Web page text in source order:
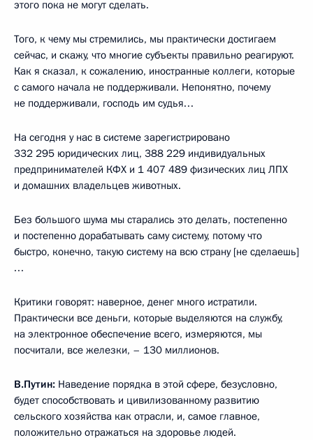
этого пока не могут сделать.
Того, к чему мы стремились, мы практически достигаем
сейчас, и скажу, что многие субъекты правильно реагируют.
Как я сказал, к сожалению, иностранные коллеги, которые
с самого начала не поддерживали. Непонятно, почему
не поддерживали, господь им судья…
На сегодня у нас в системе зарегистрировано
332 295 юридических лиц, 388 229 индивидуальных
предпринимателей КФХ и 1 407 489 физических лиц ЛПХ
и домашних владельцев животных.
Без большого шума мы старались это делать, постепенно
и постепенно дорабатывать саму систему, потому что
быстро, конечно, такую систему на всю страну [не сделаешь]
…
Критики говорят: наверное, денег много истратили.
Практически все деньги, которые выделяются на службу,
на электронное обеспечение всего, измеряются, мы
посчитали, все железки, – 130 миллионов.
В.Путин: Наведение порядка в этой сфере, безусловно,
будет способствовать и цивилизованному развитию
сельского хозяйства как отрасли, и, самое главное,
положительно отражаться на здоровье людей.